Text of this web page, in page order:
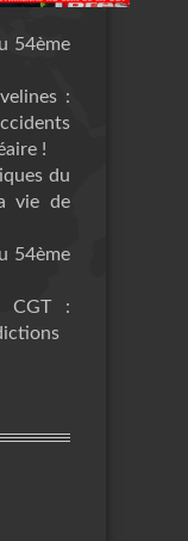
54ème
:
!
du
vie de
54ème
CGT :